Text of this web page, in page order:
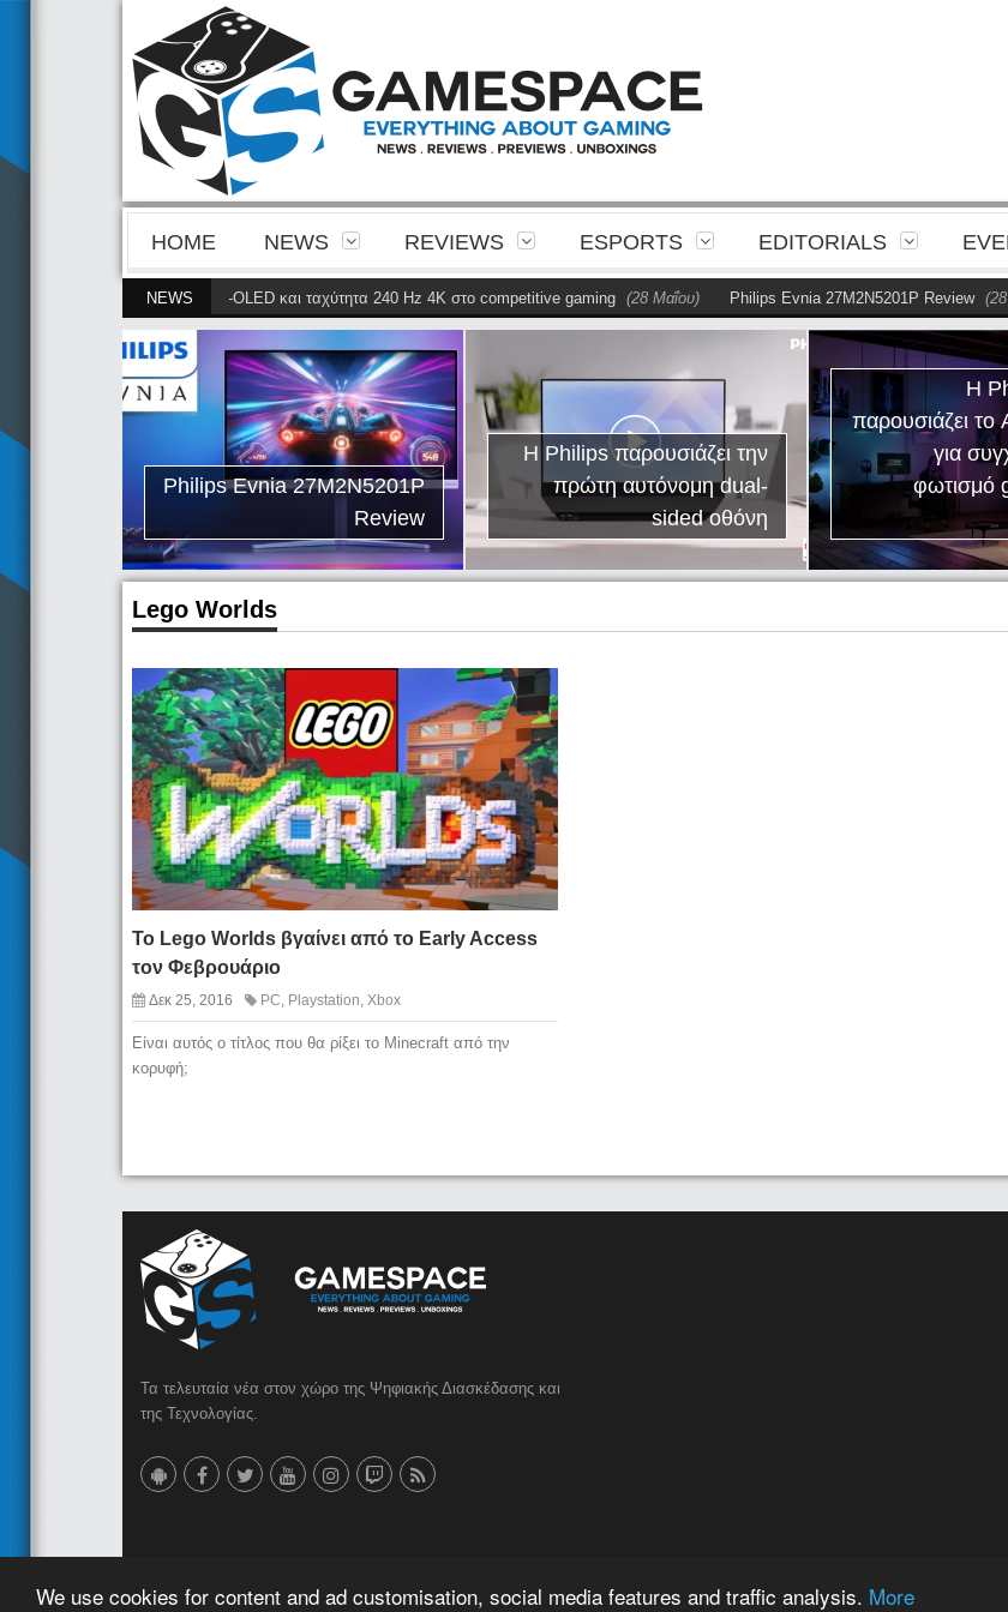
We use cookies for content and ad customisation, social media features and traffic analysis. More
HOME NEWS REVIEWS ESPORTS EDITORIALS
NEWS
της 4ης γενιάς QD-OLED και ταχύτητα 240 Hz 4K στο competitive gaming (28 Μαΐου) Philips Evnia 27M2N5201P Review (28
Philips Evnia 27M2N5201P
Review
Η Philips παρουσιάζει την
πρώτη αυτόνομη dual-
sided οθόνη
Η
παρουσιάζει
για
φωτισμό
Lego Worlds
Το Lego Worlds βγαίνει από το Early Access
τον Φεβρουάριο
Δεκ 25, 2016 PC Playstation Xbox
Είναι αυτός ο τίτλος που θα ρίξει το Minecraft από την
κορυφή;
Τα τελευταία νέα στον χώρο της Ψηφιακής Διασκέδασης και
της Τεχνολογίας.